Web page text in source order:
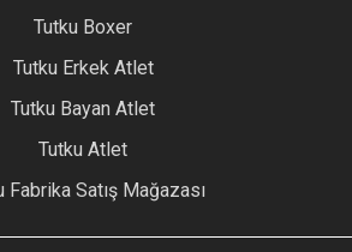
Tutku Boxer
Tutku Erkek Atlet
Tutku Bayan Atlet
Tutku Atlet
Fabrika Satış Mağazası